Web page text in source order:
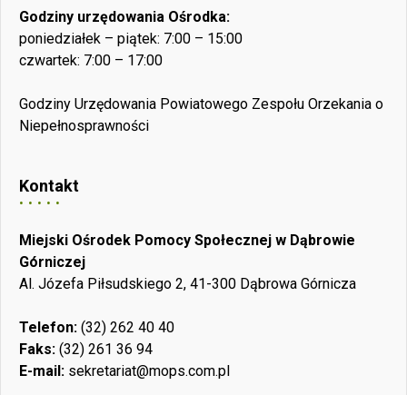
Godziny urzędowania Ośrodka:
poniedziałek – piątek: 7:00 – 15:00
czwartek: 7:00 – 17:00
Godziny Urzędowania Powiatowego Zespołu Orzekania o
Niepełnosprawności
Kontakt
Miejski Ośrodek Pomocy Społecznej w Dąbrowie
Górniczej
Al. Józefa Piłsudskiego 2, 41-300 Dąbrowa Górnicza
Telefon: (32) 262 40 40
Faks: (32) 261 36 94
E-mail: sekretariat@mops.com.pl